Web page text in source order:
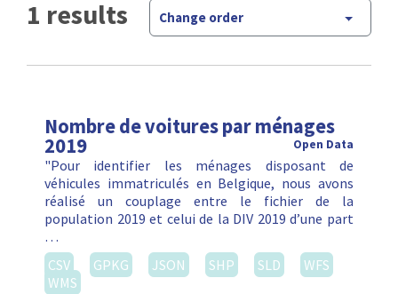
1 results Change order
Nombre de voitures par ménages
2019 Open Data
"Pour identifier les ménages disposant de
véhicules immatriculés en Belgique, nous avons
réalisé un couplage entre le fichier de la
population 2019 et celui de la DIV 2019 d’une part
…
CSV
GPKG JSON SHP SLD
WFS
WMS